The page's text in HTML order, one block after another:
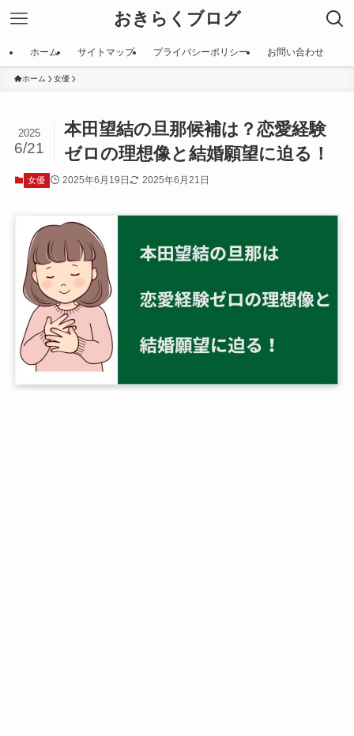
おきらくブログ
ホーム サイトマップ プライバシーポリシー お問い合わせ
ホーム 女優
本田望結の旦那候補は？恋愛経験
ゼロの理想像と結婚願望に迫る！
2025
6/21
女優 2025年6月19日 2025年6月21日